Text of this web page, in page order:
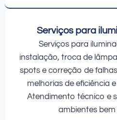
Serviços para
Serviços para
instalação, troca de
spots e correção de
melhorias de eficiência
Atendimento técnico e
ambientes bem